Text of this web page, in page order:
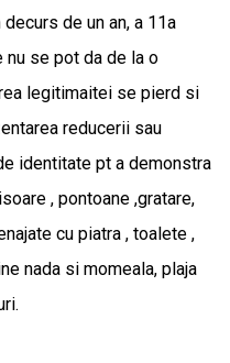
de un an, a 11a
se pot da de la o
legitimaitei se pierd si
reducerii sau
identitate pt a demonstra
, pontoane ,gratare,
cu piatra , toalete ,
nada si momeala, plaja